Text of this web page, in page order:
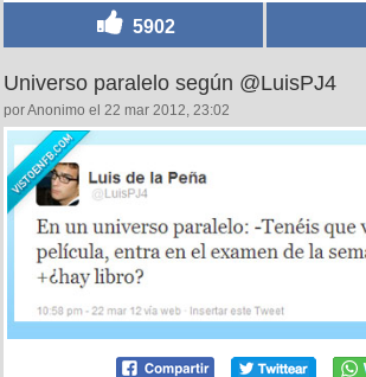
5902
Universo paralelo según @LuisPJ4
por Anonimo el 22 mar 2012, 23:02